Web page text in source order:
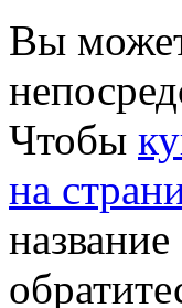
Вы
Чтобы
на